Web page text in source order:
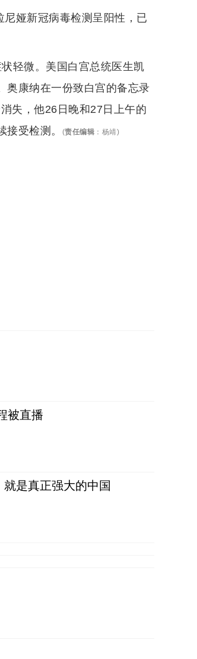
娅新冠病毒检测呈阳性，已
轻微。美国白宫总统医生凯
奥康纳在一份致白宫的备忘录
失，他26日晚和27日上午的
受检测。
(责任编辑 ： 杨靖)
被直播
是真正强大的中国